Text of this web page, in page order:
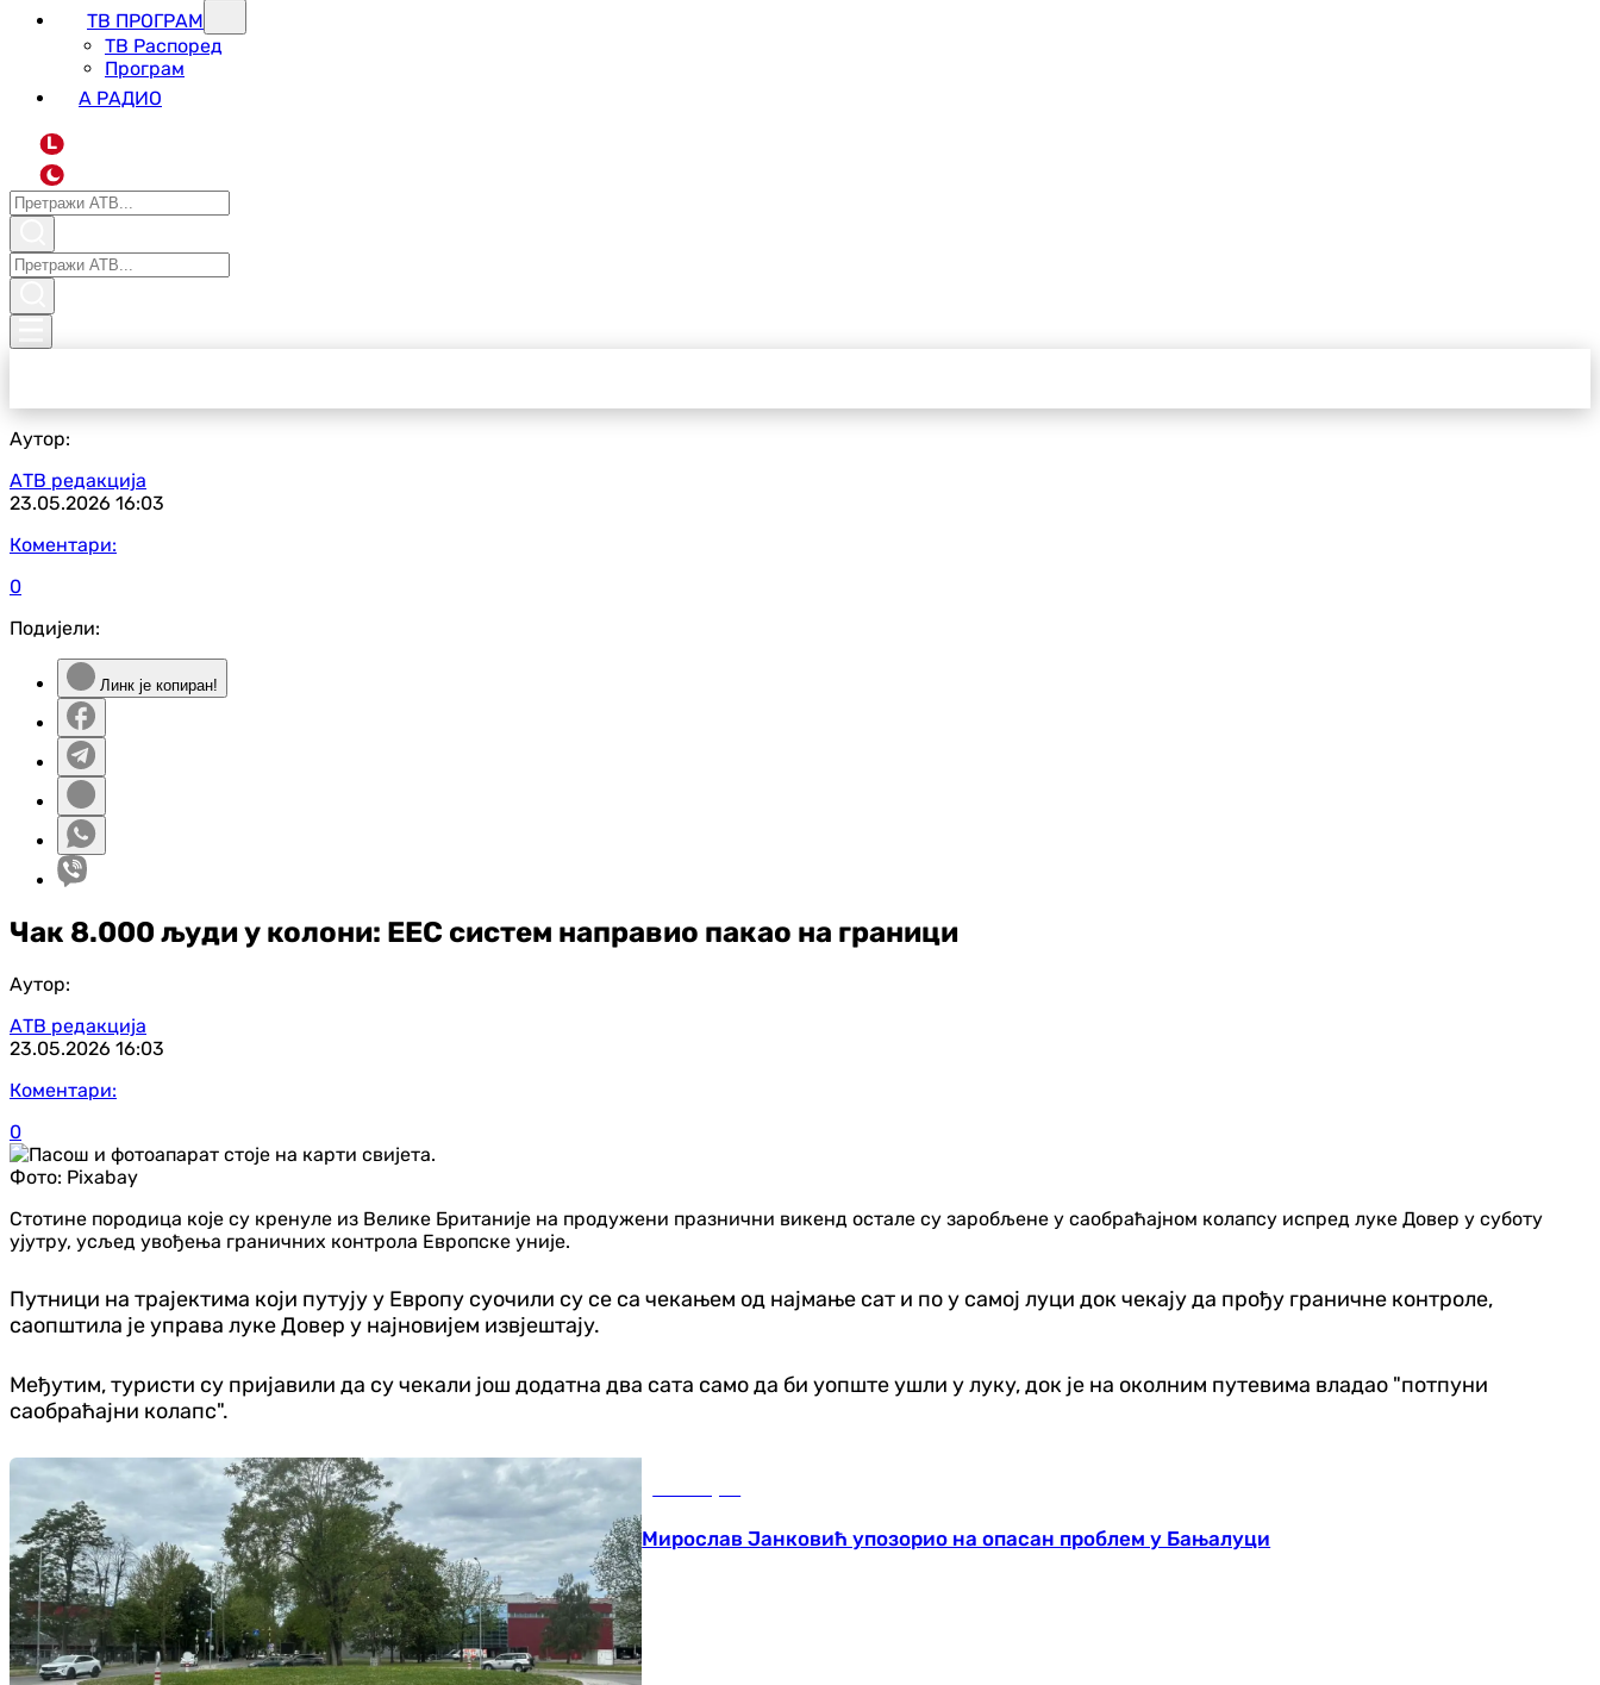
ТВ ПРОГРАМ
ТВ Распоред
Програм
А РАДИО
L
Аутор:
АТВ редакција
23.05.2026 16:03
Коментари:
0
Подијели:
Линк је копиран!
Чак 8.000 људи у колони: ЕЕС систем направио пакао на граници
Аутор:
АТВ редакција
23.05.2026 16:03
Коментари:
0
Фото: Pixabay
Стотине породица које су кренуле из Велике Британије на продужени празнични викенд остале су заробљене у саобраћајном колапсу испред луке Довер у суботу
ујутру, усљед увођења граничних контрола Европске уније.
Путници на трајектима који путују у Европу суочили су се са чекањем од најмање сат и по у самој луци док чекају да прођу граничне контроле,
саопштила је управа луке Довер у најновијем извјештају.
Међутим, туристи су пријавили да су чекали још додатна два сата само да би уопште ушли у луку, док је на околним путевима владао "потпуни
саобраћајни колапс".
Мирослав Јанковић упозорио на опасан проблем у Бањалуци